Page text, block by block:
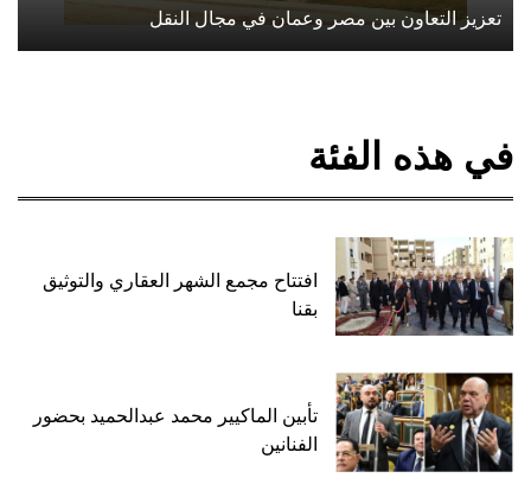
تعزيز التعاون بين مصر وعمان في مجال النقل
في هذه الفئة
افتتاح مجمع الشهر العقاري والتوثيق
بقنا
تأبين الماكيير محمد عبدالحميد بحضور
الفنانين